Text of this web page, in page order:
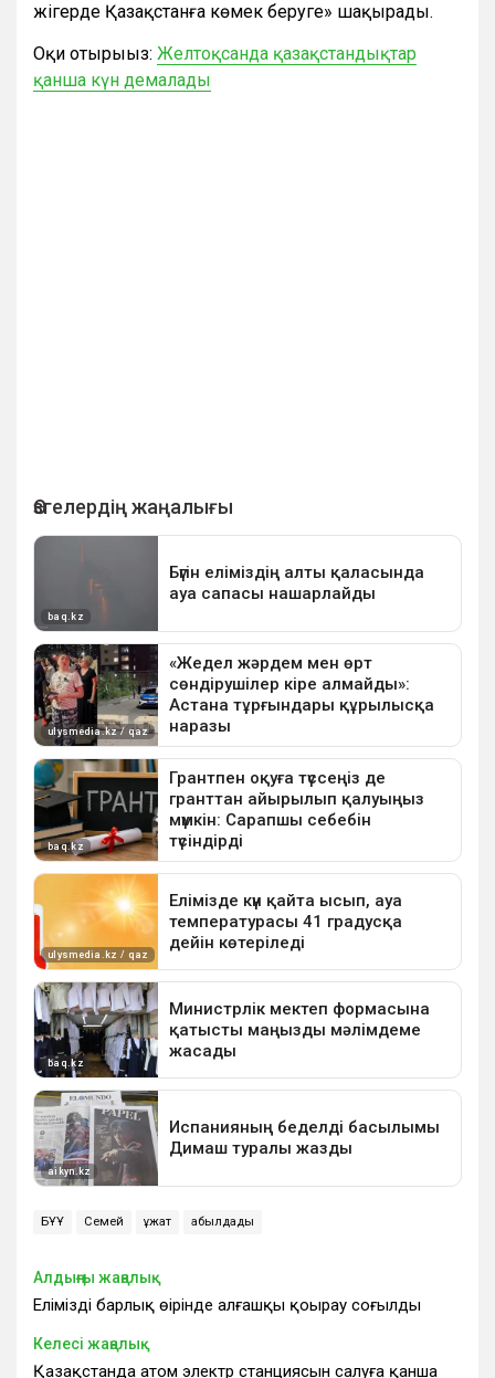
жігерде Қазақстанға көмек беруге» шақырады.
Оқи отырыңыз: Желтоқсанда қазақстандықтар
қанша күн демалады
БҰҰ Семей құжат қабылдады
Алдыңғы жаңалық
Еліміздің барлық өңірінде алғашқы қоңырау соғылды
Келесі жаңалық
Қазақстанда атом электр станциясын салуға қанша